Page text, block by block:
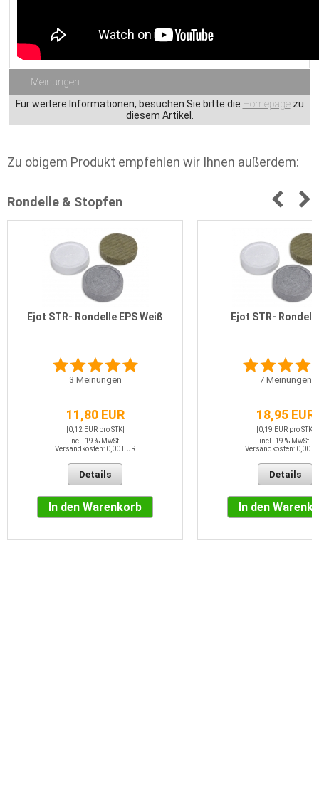
Meinungen
Für weitere Informationen, besuchen Sie bitte die Homepagezu
diesem Artikel.
Zu obigem Produkt empfehlen wir Ihnen außerdem:
Rondelle & Stopfen
Ejot STR- Rondelle EPS Weiß
3 Meinungen
11,80 EUR
[0,12 EUR pro STK]
incl. 19 % MwSt.
Versandkosten: 0,00 EUR
Details
In den Warenkorb
Ejot STR-
7Meinungen
18,95 EUR
[0,19 EUR pro STK]
incl. 19 % MwSt.
Versandkosten: 0,00
Details
In den